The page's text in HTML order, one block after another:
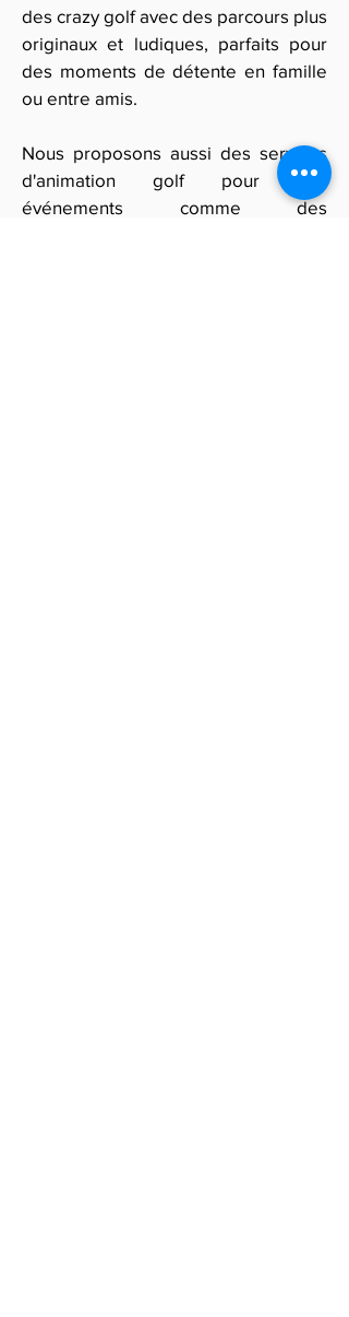
des crazy golf avec des parcours plus
originaux et ludiques, parfaits pour
des moments de détente en famille
ou entre amis.
Nous proposons aussi des services
d'animation golf pour des
événements comme des